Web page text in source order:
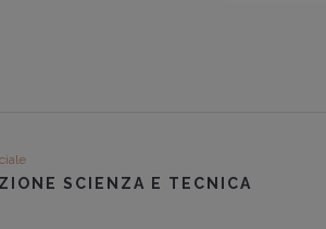
SCIENZA E TECNICA